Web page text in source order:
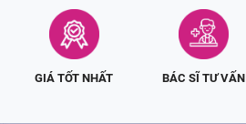
GIÁ TỐT NHẤT BÁC SĨ TƯ VẤN